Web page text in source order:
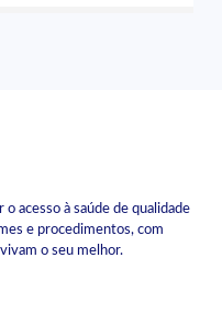
acesso à saúde de qualidade
e procedimentos, com
o seu melhor.